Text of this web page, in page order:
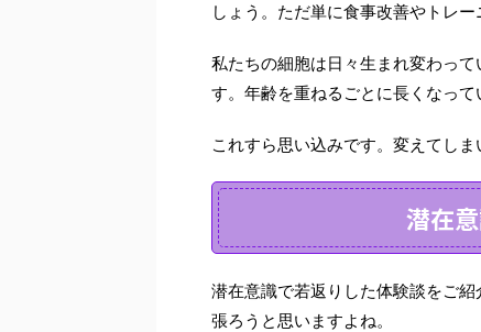
しょう。ただ単に食事改善やトレ
私たちの細胞は日々生まれ変わっ
す。 年齢を重ねるごとに長くなって
これすら思い込みです。変えてしま
潜在
潜在意識で若返りした体験談をご
張ろうと思いますよね。